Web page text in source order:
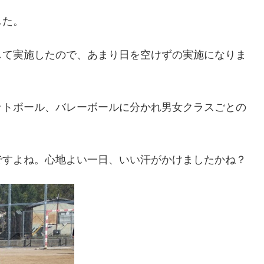
。
実施したので、あまり日を空けずの実施になりま
ボール、バレーボールに分かれ男女クラスごとの
よね。心地よい一日、いい汗がかけましたかね？